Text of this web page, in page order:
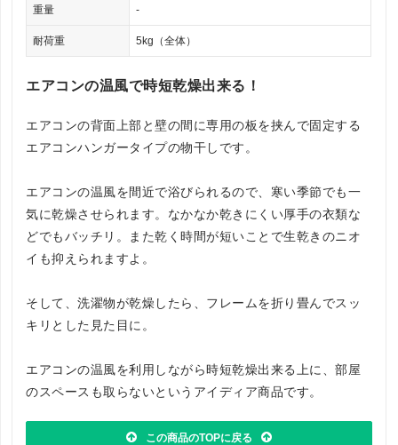
重量 -
耐荷重 5kg（全体）
エアコンの温風で時短乾燥出来る！
エアコンの背面上部と壁の間に専用の板を挟んで固定する
エアコンハンガータイプの物干しです。
エアコンの温風を間近で浴びられるので、寒い季節でも一
気に乾燥させられます。なかなか乾きにくい厚手の衣類な
どでもバッチリ。また乾く時間が短いことで生乾きのニオ
イも抑えられますよ。
そして、洗濯物が乾燥したら、フレームを折り畳んでスッ
キリとした見た目に。
エアコンの温風を利用しながら時短乾燥出来る上に、部屋
のスペースも取らないというアイディア商品です。
この商品のTOPに戻る